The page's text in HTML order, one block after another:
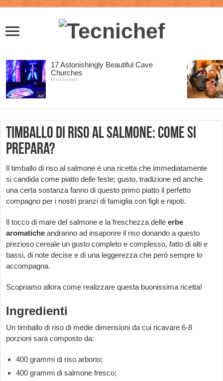
Timballo di riso al salmone: come si
prepara?
Il timballo di riso al salmone è una ricetta che immediatamente
si candida come piatto delle feste; gusto, tradizione ed anche
una certa sostanza fanno di questo primo piatto il perfetto
compagno per i nostri pranzi di famiglia con figli e nipoti.
Il tocco di mare del salmone e la freschezza delleerbe
aromatiche andranno ad insaporire il riso donando a questo
prezioso cereale un gusto completo e complesso, fatto di alti e
bassi, di note decise e di una leggerezza che però sempre lo
accompagna.
Scopriamo allora come realizzare questa buonissima ricetta!
Ingredienti
Un timballo di riso di medie dimensioni da cui ricavare 6-8
porzioni sarà composto da:
400 grammi di riso arborio;
400 grammi di salmone fresco;